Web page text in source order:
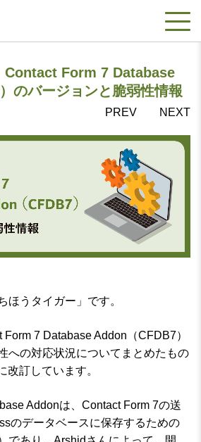
Contact Form 7 Database
のバージョンと脆弱性情報
PREV NEXT
ほうタイガー」です。
7 Database Addon（CFDB7）
への対応状況についてまとめたもの
改訂しています。
Addonは、Contact Form 7の送
のデータベースに保存するための